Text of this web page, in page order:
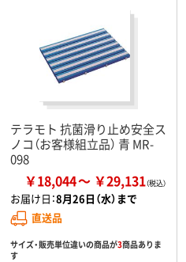
テラモト 抗菌滑り止め安全ス
ノコ（お客様組立品） 青 MR-
098
￥18,044 ￥29,131
お届け日：8月26日（水）まで
直送品
サイズ・販売単位違いの商品が3商品ありま
す